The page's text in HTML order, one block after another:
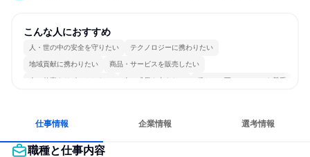
こんな人におすすめ
人・世の中の安全を守りたい テクノロジーに携わりたい
地域貢献に携わりたい 商品・サービスを販売したい
人の仕事をサポートしたい 人の成長を支えたい 穏やかで互いのペースを尊重
仕事情報 企業情報 選考情報
職種と仕事内容